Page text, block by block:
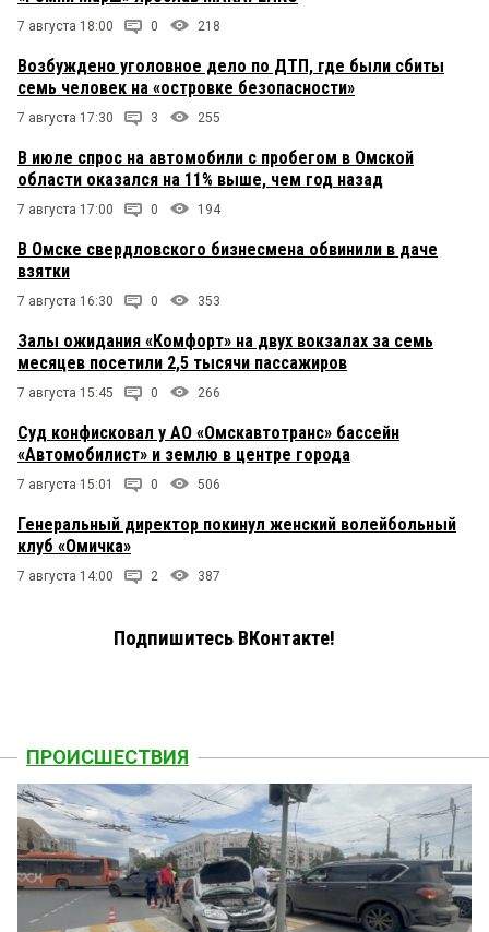
7 августа 18:00 0 218
Возбуждено уголовное дело по ДТП, где были сбиты
семь человек на «островке безопасности»
7 августа 17:30 3 255
В июле спрос на автомобили с пробегом в Омской
области оказался на 11% выше, чем год назад
7 августа 17:00 0 194
В Омске свердловского бизнесмена обвинили в даче
взятки
7 августа 16:30 0 353
Залы ожидания «Комфорт» на двух вокзалах за семь
месяцев посетили 2,5 тысячи пассажиров
7 августа 15:45 0 266
Суд конфисковал у АО «Омскавтотранс» бассейн
«Автомобилист» и землю в центре города
7 августа 15:01 0 506
Генеральный директор покинул женский волейбольный
клуб «Омичка»
7 августа 14:00 2 387
Подпишитесь ВКонтакте!
ПРОИСШЕСТВИЯ